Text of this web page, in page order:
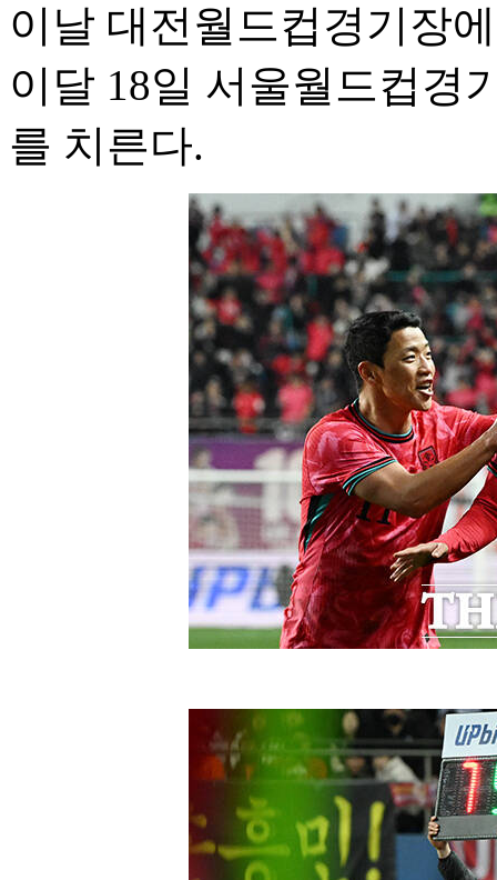
이날 대전월드컵경기장
이달 18일 서울월드컵경
를 치른다.